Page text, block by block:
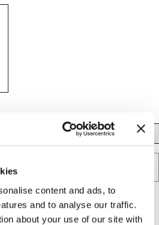
content and ads, to
and to analyse our traffic.
about your use of our site with
L XL
MOI